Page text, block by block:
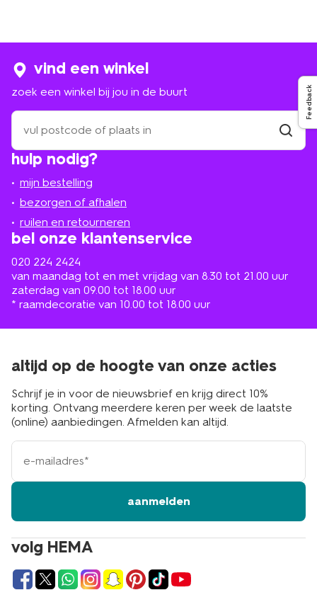
Feedback
hulp nodig?
mijn bestelling
bezorgen of afhalen
ruilen en retourneren
bel onze klantenservice
020 224 2424
van maandag tot en met vrijdag van 8.30 tot 21.00 uur
zaterdag van 09.00 tot 18.00 uur
* raamdecoratie van 10.00 tot 18.00 uur
vind een winkel
zoek een winkel bij jou in de buurt
zoek
een
winkel
bij
in
de
buurt
volg HEMA
altijd op de hoogte van onze acties
Schrijf je in voor de nieuwsbrief en krijg direct 10%
korting. Ontvang meerdere keren per week de laatste
(online) aanbiedingen. Afmelden kan altijd.
e-
mailadres
aanmelden